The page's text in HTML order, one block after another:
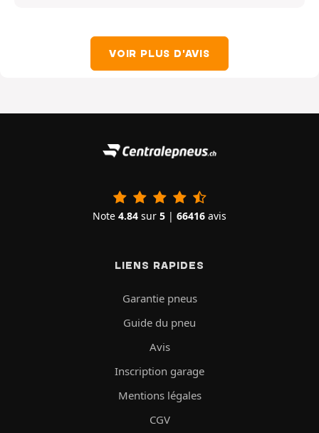
VOIR PLUS D'AVIS
Note 4.84 sur 5 | 66416 avis
LIENS RAPIDES
Garantie pneus
Guide du pneu
Avis
Inscription garage
Mentions légales
CGV